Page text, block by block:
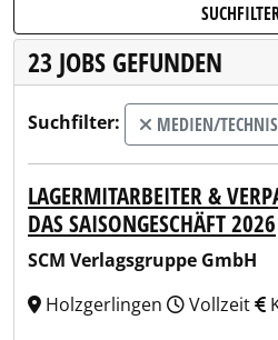
23 JOBS GEFUNDEN
Suchfilter: MEDIEN/
LAGERMITARBEITER &
DAS SAISONGESCHÄFT 2026
SCM Verlagsgruppe GmbH
Holzgerlingen
Vollzeit